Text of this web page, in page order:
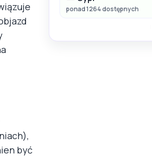
być
ponad 1264 dostępnych